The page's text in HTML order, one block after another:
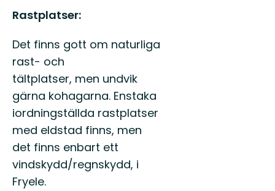
Rastplatser:
Det finns gott om naturliga
rast- och
tältplatser, men undvik
gärna kohagarna. Enstaka
iordningställda rastplatser
med eldstad finns, men
det finns enbart ett
vindskydd/regnskydd, i
Fryele.